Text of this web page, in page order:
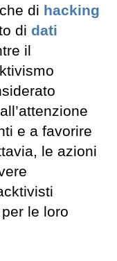
di hacking
di dati
il
e a favorire
le azioni
le loro